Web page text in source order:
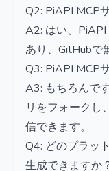
Q2: PiAPI MCP
A2: はい、
あり、GitHubで
Q3: PiAPI MCP
A3: もちろんで
リをフォークし
信できます。
Q4: どのプラッ
生成できますか